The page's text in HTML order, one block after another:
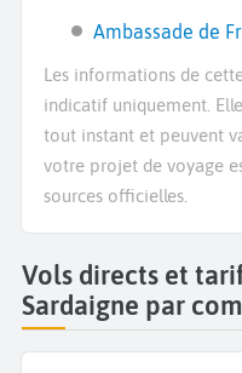
Ambassade de
Les informations de
indicatif uniquement.
tout instant et peuvent
votre projet de voyage
sources officielles.
Vols directs et
Sardaigne par